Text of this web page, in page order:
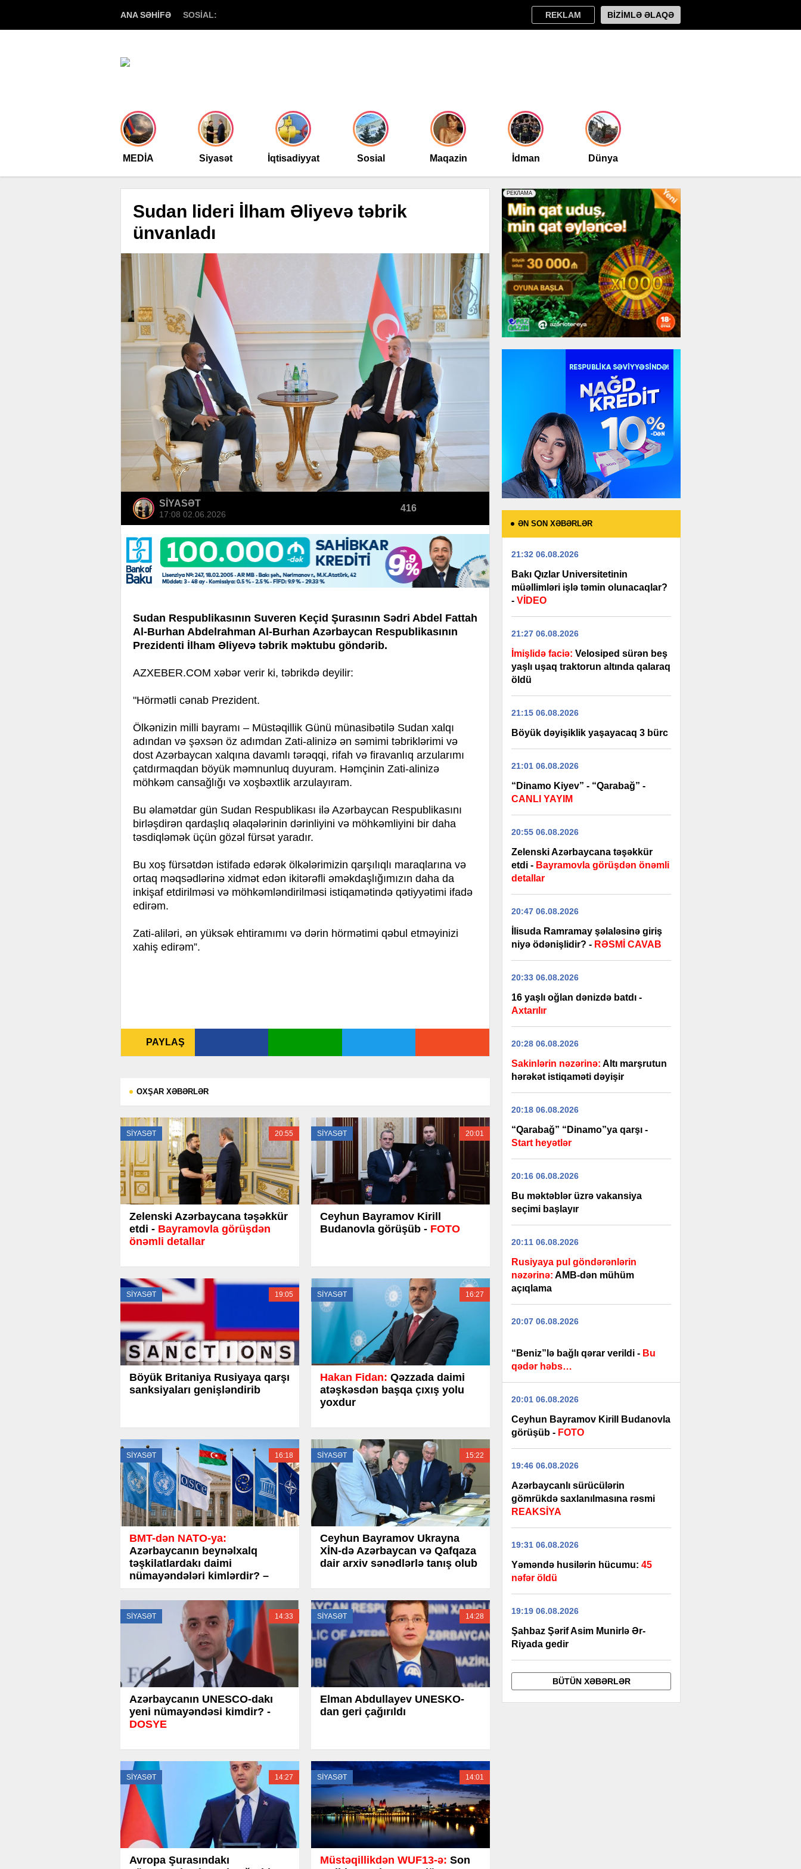
ANA SƏHİFƏ SOSİAL: REKLAM BİZİMLƏ ƏLAQƏ
MEDİA Siyasət İqtisadiyyat Sosial Maqazin İdman Dünya
Sudan lideri İlham Əliyevə təbrik
ünvanladı
SİYASƏT
17:08 02.06.2026
416
Sudan Respublikasının Suveren Keçid Şurasının Sədri Abdel Fattah
Al-Burhan Abdelrahman Al-Burhan Azərbaycan Respublikasının
Prezidenti İlham Əliyevə təbrik məktubu göndərib.
AZXEBER.COM xəbər verir ki, təbrikdə deyilir:
"Hörmətli cənab Prezident.
Ölkənizin milli bayramı – Müstəqillik Günü münasibətilə Sudan xalqı
adından və şəxsən öz adımdan Zati-alinizə ən səmimi təbriklərimi və
dost Azərbaycan xalqına davamlı tərəqqi, rifah və firavanlıq arzularımı
çatdırmaqdan böyük məmnunluq duyuram. Həmçinin Zati-alinizə
möhkəm cansağlığı və xoşbəxtlik arzulayıram.
Bu əlamətdar gün Sudan Respublikası ilə Azərbaycan Respublikasını
birləşdirən qardaşlıq əlaqələrinin dərinliyini və möhkəmliyini bir daha
təsdiqləmək üçün gözəl fürsət yaradır.
Bu xoş fürsətdən istifadə edərək ölkələrimizin qarşılıqlı maraqlarına və
ortaq məqsədlərinə xidmət edən ikitərəfli əməkdaşlığımızın daha da
inkişaf etdirilməsi və möhkəmləndirilməsi istiqamətində qətiyyətimi ifadə
edirəm.
Zati-aliləri, ən yüksək ehtiramımı və dərin hörmətimi qəbul etməyinizi
xahiş edirəm”.
PAYLAŞ
OXŞAR XƏBƏRLƏR
SİYASƏT 20:55
Zelenski Azərbaycana təşəkkür
etdi - Bayramovla görüşdən
önəmli detallar
SİYASƏT 20:01
Ceyhun Bayramov Kirill
Budanovla görüşüb - FOTO
SİYASƏT 19:05
Böyük Britaniya Rusiyaya qarşı
sanksiyaları genişləndirib
SİYASƏT 16:27
Hakan Fidan: Qəzzada daimi
atəşkəsdən başqa çıxış yolu
yoxdur
SİYASƏT 16:18
BMT-dən NATO-ya:
Azərbaycanın beynəlxalq
təşkilatlardakı daimi
nümayəndələri kimlərdir? –
SİYASƏT 15:22
Ceyhun Bayramov Ukrayna
XİN-də Azərbaycan və Qafqaza
dair arxiv sənədlərlə tanış olub
SİYASƏT 14:33
Azərbaycanın UNESCO-dakı
yeni nümayəndəsi kimdir? -
DOSYE
SİYASƏT 14:28
Elman Abdullayev UNESKO-
dan geri çağırıldı
SİYASƏT 14:27
Avropa Şurasındakı
SİYASƏT 14:01
Müstəqillikdən WUF13-ə: Son
ƏN SON XƏBƏRLƏR
21:32 06.08.2026
Bakı Qızlar Universitetinin
müəllimləri işlə təmin olunacaqlar?
- VİDEO
21:27 06.08.2026
İmişlidə faciə: Velosiped sürən beş
yaşlı uşaq traktorun altında qalaraq
öldü
21:15 06.08.2026
Böyük dəyişiklik yaşayacaq 3 bürc
21:01 06.08.2026
“Dinamo Kiyev” - “Qarabağ” -
CANLI YAYIM
20:55 06.08.2026
Zelenski Azərbaycana təşəkkür
etdi - Bayramovla görüşdən önəmli
detallar
20:47 06.08.2026
İlisuda Ramramay şəlaləsinə giriş
niyə ödənişlidir? - RƏSMİ CAVAB
20:33 06.08.2026
16 yaşlı oğlan dənizdə batdı -
Axtarılır
20:28 06.08.2026
Sakinlərin nəzərinə: Altı marşrutun
hərəkət istiqaməti dəyişir
20:18 06.08.2026
“Qarabağ” “Dinamo”ya qarşı -
Start heyətlər
20:16 06.08.2026
Bu məktəblər üzrə vakansiya
seçimi başlayır
20:11 06.08.2026
Rusiyaya pul göndərənlərin
nəzərinə: AMB-dən mühüm
açıqlama
20:07 06.08.2026
“Beniz”lə bağlı qərar verildi - Bu
qədər həbs…
20:01 06.08.2026
Ceyhun Bayramov Kirill Budanovla
görüşüb - FOTO
19:46 06.08.2026
Azərbaycanlı sürücülərin
gömrükdə saxlanılmasına rəsmi
REAKSİYA
19:31 06.08.2026
Yəməndə husilərin hücumu: 45
nəfər öldü
19:19 06.08.2026
Şahbaz Şərif Asim Munirlə Ər-
Riyada gedir
BÜTÜN XƏBƏRLƏR